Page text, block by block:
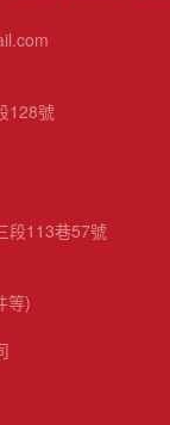
128號
段113巷57號
等)